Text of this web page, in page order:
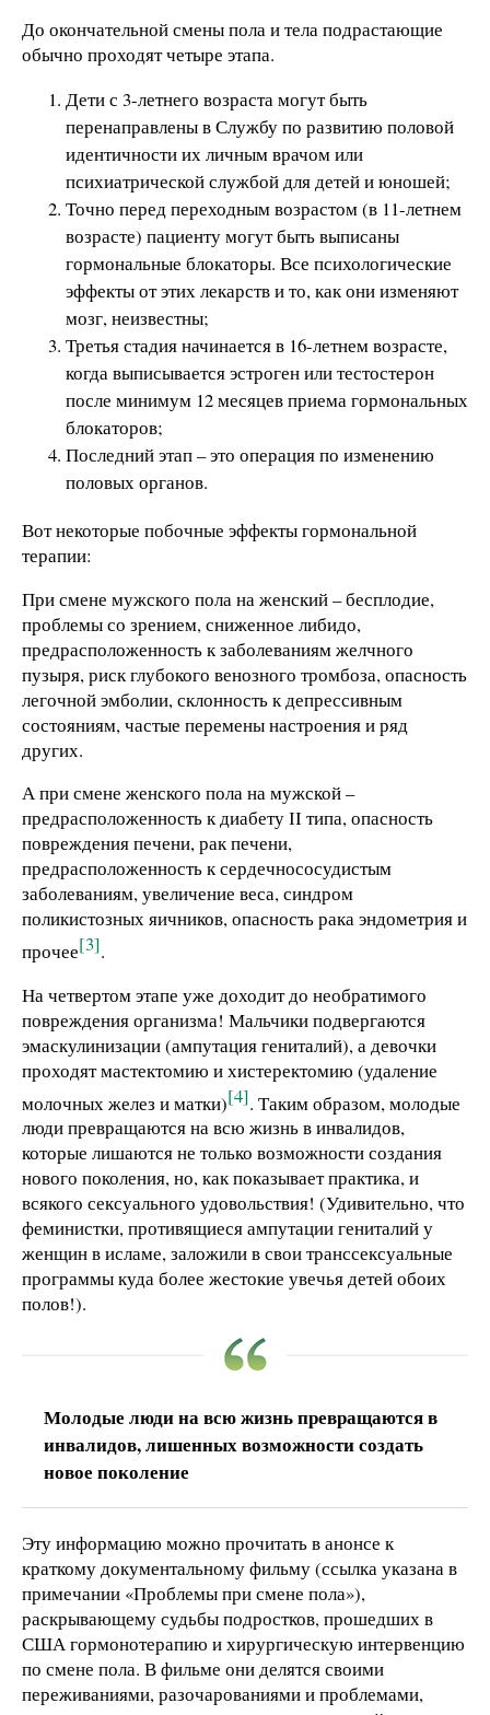
До окончательной смены пола и тела подрастающие
обычно проходят четыре этапа.
Дети с 3-летнего возраста могут быть
перенаправлены в Службу по развитию половой
идентичности их личным врачом или
психиатрической службой для детей и юношей;
Точно перед переходным возрастом (в 11-летнем
возрасте) пациенту могут быть выписаны
гормональные блокаторы. Все психологические
эффекты от этих лекарств и то, как они изменяют
мозг, неизвестны;
Третья стадия начинается в 16-летнем возрасте,
когда выписывается эстроген или тестостерон
после минимум 12 месяцев приема гормональных
блокаторов;
Последний этап – это операция по изменению
половых органов.
Вот некоторые побочные эффекты гормональной
терапии:
При смене мужского пола на женский – бесплодие,
проблемы со зрением, сниженное либидо,
предрасположенность к заболеваниям желчного
пузыря, риск глубокого венозного тромбоза, опасность
легочной эмболии, склонность к депрессивным
состояниям, частые перемены настроения и ряд
других.
А при смене женского пола на мужской –
предрасположенность к диабету ІІ типа, опасность
повреждения печени, рак печени,
предрасположенность к сердечнососудистым
заболеваниям, увеличение веса, синдром
поликистозных яичников, опасность рака эндометрия и
прочее[3].
На четвертом этапе уже доходит до необратимого
повреждения организма! Мальчики подвергаются
эмаскулинизации (ампутация гениталий), а девочки
проходят мастектомию и хистеректомию (удаление
молочных желез и матки)[4]. Таким образом, молодые
люди превращаются на всю жизнь в инвалидов,
которые лишаются не только возможности создания
нового поколения, но, как показывает практика, и
всякого сексуального удовольствия! (Удивительно, что
феминистки, противящиеся ампутации гениталий у
женщин в исламе, заложили в свои транссексуальные
программы куда более жестокие увечья детей обоих
полов!).
Молодые люди на всю жизнь превращаются в
инвалидов, лишенных возможности создать
новое поколение
Эту информацию можно прочитать в анонсе к
краткому документальному фильму (ссылка указана в
примечании «Проблемы при смене пола»),
раскрывающему судьбы подростков, прошедших в
США гормонотерапию и хирургическую интервенцию
по смене пола. В фильме они делятся своими
переживаниями, разочарованиями и проблемами,